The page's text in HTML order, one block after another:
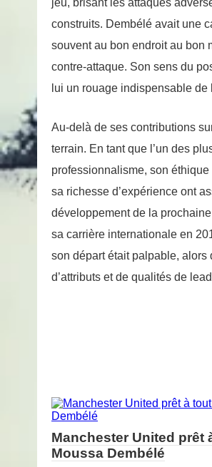
jeu, brisant les attaques
construits. Dembélé avait une
souvent au bon endroit au bon
contre-attaque. Son sens du
lui un rouage indispensable
Au-delà de ses contributions
terrain. En tant que l’un des
professionnalisme, son
sa richesse d’expérience ont
développement de la
sa carrière internationale en
son départ était palpable, alors
d’attributs et de qualités de
Manchester United prêt
Moussa Dembélé